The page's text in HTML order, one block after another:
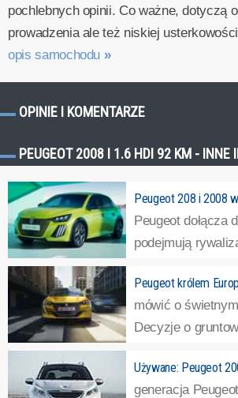
pochlebnych opinii. Co ważne, dotyczą
prowadzenia ale też niskiej
opis samochodu »
OPINIE I KOMENTARZE
PEUGEOT 2008 I 1.6 HDI 92 KM - INNE
Peugeot 208 i 2008
Peugeot dołącza
podejmują
to osiągnąć, wprowadzane są nowe
zubożonym wyposażeniem czy tańszym
napędowym. Np. Fiat wprowadził 600-
Peugeot królem
mówić o
Decyzje o
na segment premium przynoszą
Francuski producent poinformował, że
Używane: Peugeot
generacja